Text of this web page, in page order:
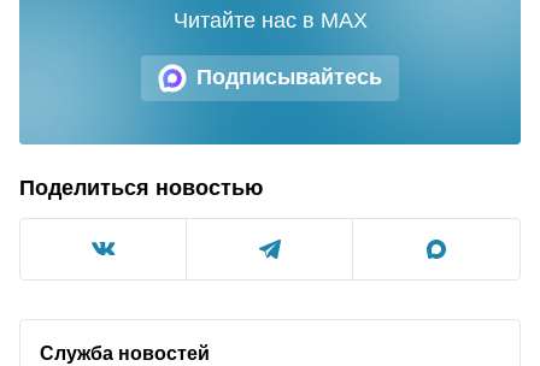
Подписывайтесь
Читайте нас в MAX
Поделиться новостью
Служба новостей